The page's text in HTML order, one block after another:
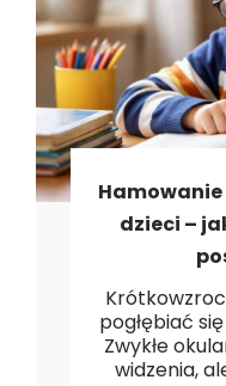
dzieci –
pogłębiać
Zwykłe
widzenia,